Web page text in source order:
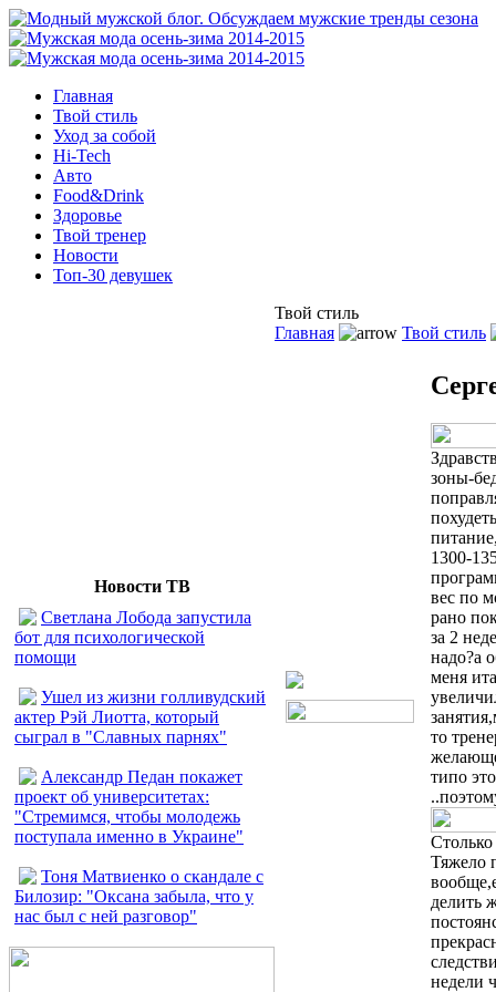
Главная
Твой стиль
Уход за собой
Hi-Tech
Авто
Food&Drink
Здоровье
Твой тренер
Новости
Топ-30 девушек
Новости ТВ
Светлана Лобода запустила
бот для психологической
помощи
Ушел из жизни голливудский
актер Рэй Лиотта, который
сыграл в "Славных парнях"
Александр Педан покажет
проект об университетах:
"Стремимся, чтобы молодежь
поступала именно в Украине"
Тоня Матвиенко о скандале с
Билозир: "Оксана забыла, что у
нас был с ней разговор"
Твой стиль
Главная
Твой стиль
зоны-
1300-
вес по
рано
за 2
надо?а
меня
то
типо
Тяжело
делить
недели